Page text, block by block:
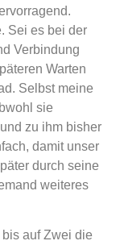
Sei es bei der
Verbindung
Warten
Selbst meine
sie
zu ihm bisher
damit unser
durch seine
weiteres
auf Zwei die